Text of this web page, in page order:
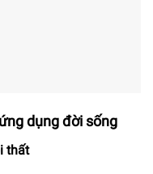
dụng đời sống
thất